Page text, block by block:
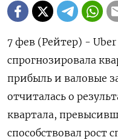
7 фев (Рейтер) - Uber
спрогнозировала
прибыль и валовые
отчиталась о
квартала,
способствовал рост